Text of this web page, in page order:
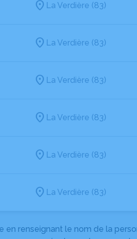
La Verdière (83)
La Verdière (83)
La Verdière (83)
La Verdière (83)
La Verdière (83)
La Verdière (83)
en renseignant le nom de la